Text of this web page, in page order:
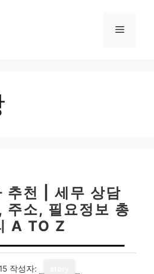
메
추천 | 세무 상담
주소, 필요정보 총
A TO Z
작성자: